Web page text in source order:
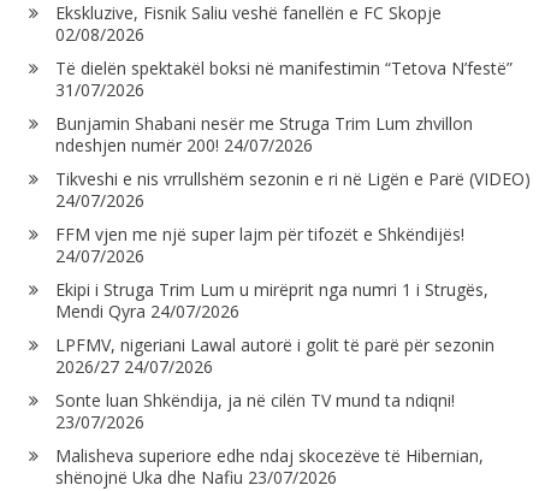
Ekskluzive, Fisnik Saliu veshë fanellën e FC Skopje
02/08/2026
Të dielën spektakël boksi në manifestimin “Tetova N’festë”
31/07/2026
Bunjamin Shabani nesër me Struga Trim Lum zhvillon
ndeshjen numër 200! 24/07/2026
Tikveshi e nis vrrullshëm sezonin e ri në Ligën e Parë (VIDEO)
24/07/2026
FFM vjen me një super lajm për tifozët e Shkëndijës!
24/07/2026
Ekipi i Struga Trim Lum u mirëprit nga numri 1 i Strugës,
Mendi Qyra 24/07/2026
LPFMV, nigeriani Lawal autorë i golit të parë për sezonin
2026/27 24/07/2026
Sonte luan Shkëndija, ja në cilën TV mund ta ndiqni!
23/07/2026
Malisheva superiore edhe ndaj skocezëve të Hibernian,
shënojnë Uka dhe Nafiu 23/07/2026